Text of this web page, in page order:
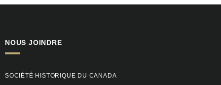
NOUS JOINDRE
SOCIÉTÉ HISTORIQUE DU CANADA